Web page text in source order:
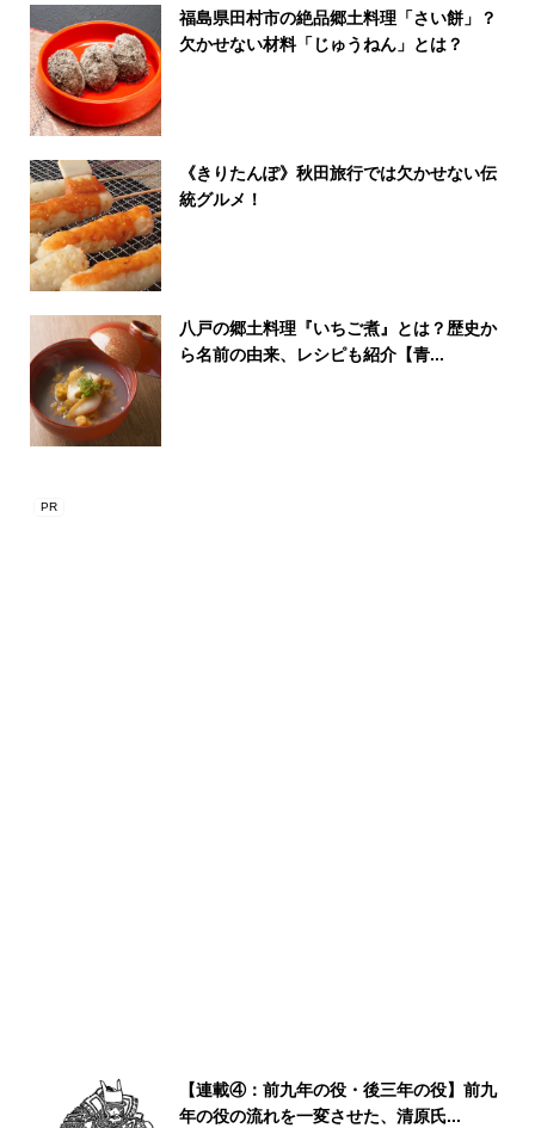
福島県田村市の絶品郷土料理「さい餅」？
欠かせない材料「じゅうねん」とは？
《きりたんぽ》秋田旅行では欠かせない伝
統グルメ！
八戸の郷土料理『いちご煮』とは？歴史か
ら名前の由来、レシピも紹介【青...
【連載④：前九年の役・後三年の役】前九
年の役の流れを一変させた、清原氏...